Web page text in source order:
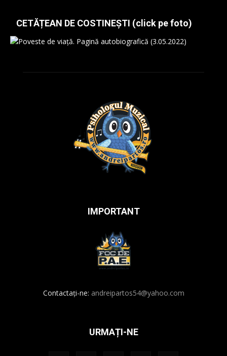
CETĂȚEAN DE COSTINEȘTI (click pe foto)
IMPORTANT
Contactați-ne: andreipartos54@yahoo.com
URMAȚI-NE